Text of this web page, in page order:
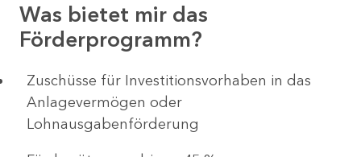
Was bietet mir das
Förderprogramm?
​​​​​​Zuschüsse für Investitionsvorhaben in das
Anlagevermögen oder
Lohnausgabenförderung